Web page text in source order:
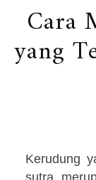
Cara
yang
Kerudung
sutra